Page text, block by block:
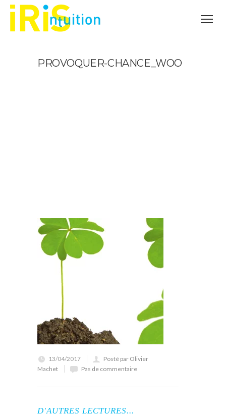
PROVOQUER-CHANCE_WOO
13/04/2017
Posté par Olivier
Machet
Pas de commentaire
D'AUTRES LECTURES...